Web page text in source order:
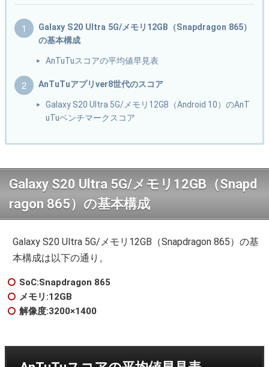
Galaxy S20 Ultra 5G/メモリ12GB（Snapdragon 865）
の基本構成
AnTuTuスコアの平均値早見表
AnTuTuアプリver8世代のスコア
Galaxy S20 Ultra 5G/メモリ12GB（Android 10）のAnT
uTuベンチマークスコア
Galaxy S20 Ultra 5G/メモリ12GB（Snapd
ragon 865）の基本構成
Galaxy S20 Ultra 5G/メモリ12GB（Snapdragon 865）の基
本構成は以下の通り。
SoC:Snapdragon 865
メモリ:12GB
解像度:3200×1400